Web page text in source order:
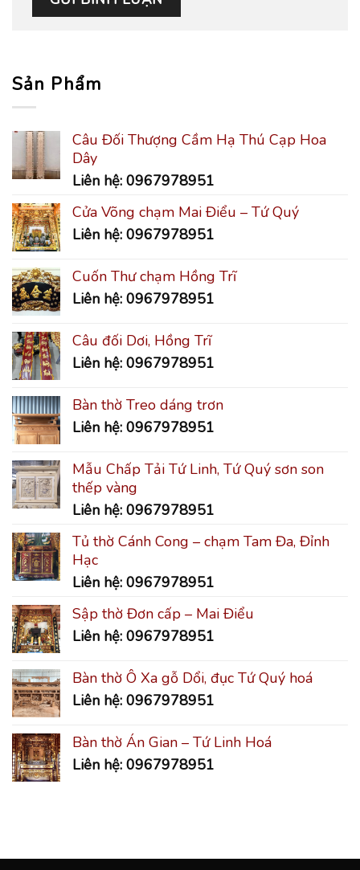
Sản Phẩm
Câu Đối Thượng Cầm Hạ Thú Cạp Hoa
Dây
Liên hệ: 0967978951
Cửa Võng chạm Mai Điểu – Tứ Quý
Liên hệ: 0967978951
Cuốn Thư chạm Hồng Trĩ
Liên hệ: 0967978951
Câu đối Dơi, Hồng Trĩ
Liên hệ: 0967978951
Bàn thờ Treo dáng trơn
Liên hệ: 0967978951
Mẫu Chấp Tải Tứ Linh, Tứ Quý sơn son
thếp vàng
Liên hệ: 0967978951
Tủ thờ Cánh Cong – chạm Tam Đa, Đỉnh
Hạc
Liên hệ: 0967978951
Sập thờ Đơn cấp – Mai Điểu
Liên hệ: 0967978951
Bàn thờ Ô Xa gỗ Dổi, đục Tứ Quý hoá
Liên hệ: 0967978951
Bàn thờ Án Gian – Tứ Linh Hoá
Liên hệ: 0967978951